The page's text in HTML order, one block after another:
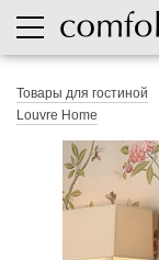
Товары для гостиной
Louvre Home